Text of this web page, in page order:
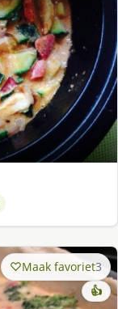
Maak favoriet3
👍